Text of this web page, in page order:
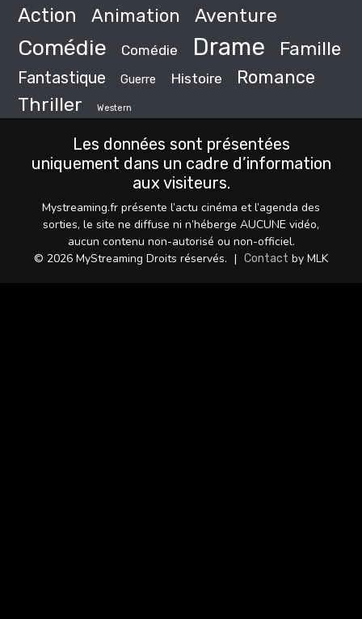
Action Animation Aventure
Comédie Comédie Drame Famille
Fantastique Guerre Histoire Romance
Thriller Western
Les données sont présentées
uniquement dans un cadre d’information
aux visiteurs.
Mystreaming.fr présente l’actu cinéma et l’agenda des
sorties, le site ne diffuse ni n’héberge AUCUNE vidéo,
aucun contenu non-autorisé ou non-officiel.
© 2026 MyStreaming Droits réservés. | Contact by MLK